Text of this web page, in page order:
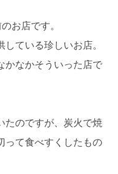
お店です。
ている珍しいお店。
かなかそういった店で
たのですが、炭火で焼
って食べすくしたもの